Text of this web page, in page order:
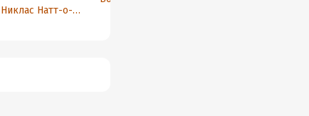
Никлас Натт-о-Даг